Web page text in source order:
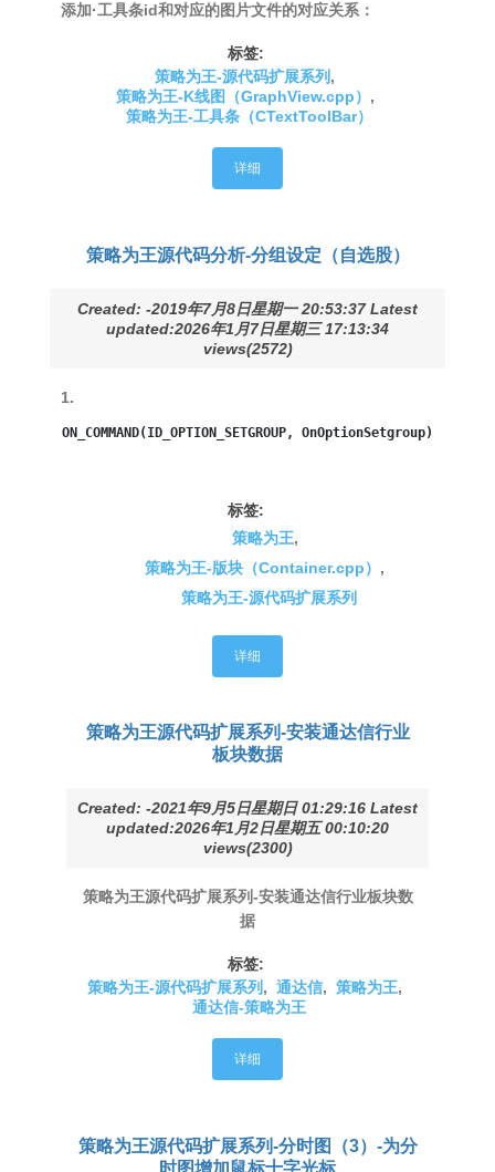
添加·工具条id和对应的图片文件的对应关系：
标签:
策略为王-源代码扩展系列 ,
策略为王-K线图（GraphView.cpp） ,
策略为王-工具条（CTextToolBar）
详细
策略为王源代码分析-分组设定（自选股）
Created: -2019年7月8日星期一 20:53:37 Latest
updated:2026年1月7日星期三 17:13:34
views(2572)
1.
ON_COMMAND(ID_OPTION_SETGROUP, OnOptionSetgroup)
标签:
策略为王,
策略为王-版块（Container.cpp） ,
策略为王-源代码扩展系列
详细
策略为王源代码扩展系列-安装通达信行业
板块数据
Created: -2021年9月5日星期日 01:29:16 Latest
updated:2026年1月2日星期五 00:10:20
views(2300)
策略为王源代码扩展系列-安装通达信行业板块数
据
标签:
策略为王-源代码扩展系列 , 通达信, 策略为王,
通达信-策略为王
详细
策略为王源代码扩展系列-分时图（3）-为分
时图增加鼠标十字光标